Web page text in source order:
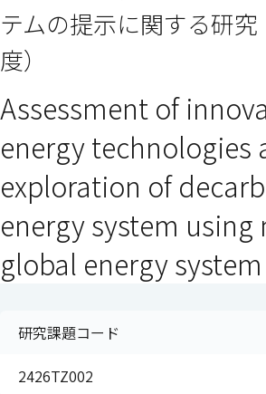
ウで開きます）
ンドウで開きます）
ウインドウで開きます）
テムの提示に関する研究
度）
Assessment of
energy technologies
exploration of
energy system using
global energy
研究課題コード
2426TZ002